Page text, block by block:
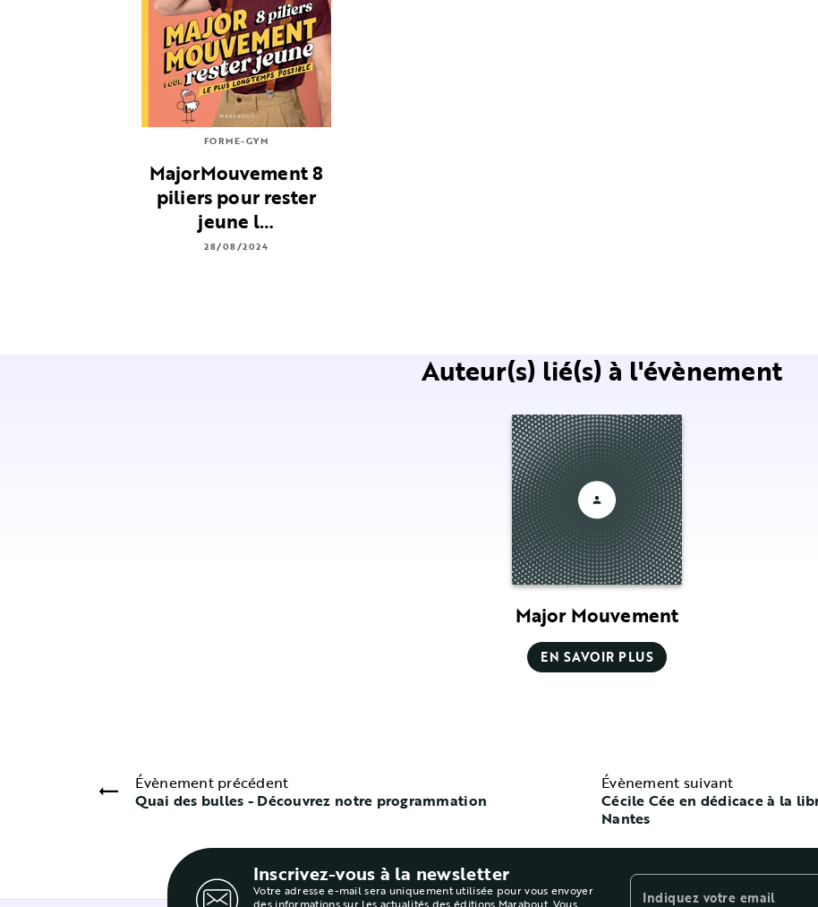
FORME-GYM
MajorMouvement 8
piliers pour rester
jeune l…
28/08/2024
Auteur(s) lié(s) à l'évènement
Major Mouvement
EN SAVOIR PLUS
Évènement précédent
Quai des bulles - Découvrez notre programmation
Évènement suivant
Cécile Cée en dédicace à la
Nantes
Inscrivez-vous à la newsletter
Votre adresse e-mail sera uniquement utilisée pour vous envoyer
des informations sur les actualités des éditions Marabout. Vous
Indiquez votre email